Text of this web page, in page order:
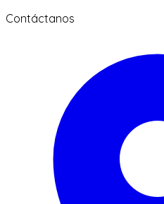
Contáctanos